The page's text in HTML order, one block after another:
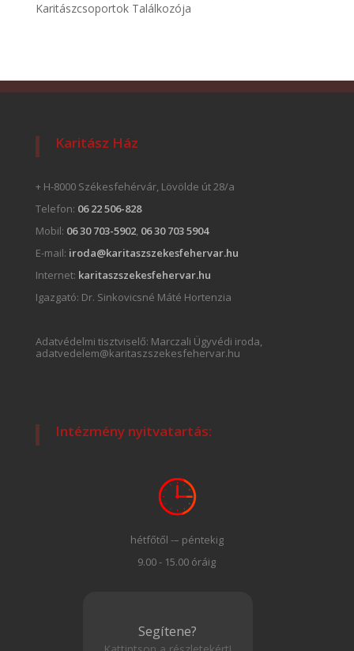
Karitászcsoportok Találkozója
Karitász Ház
+ H-8000 Székesfehérvár, Lövölde út 28/a
Telefon: 06 22 506-828
Mobil: 06 30 703-5902, 06 30 703 5904
E-mail: iroda@karitaszszekesfehervar.hu
Internet: karitaszszekesfehervar.hu
Igazgató: Dr. Sinkovicsné Máté Hortenzia
Adatvédelmi tisztviselő: Marczali Ügyvédi iroda,
adatvedelem@karitaszszekesfehervar.hu
Intézmény nyitvatartás:
hétfőtől -– péntekig
9.00 - 15.00 óráig
Segítene?